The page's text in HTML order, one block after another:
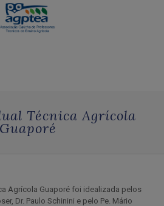
Técnica Agrícola
Guaporé
Agrícola Guaporé foi idealizada pelos
Dr. Paulo Schinini e pelo Pe. Mário